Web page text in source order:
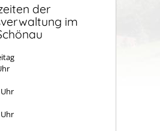
der
im